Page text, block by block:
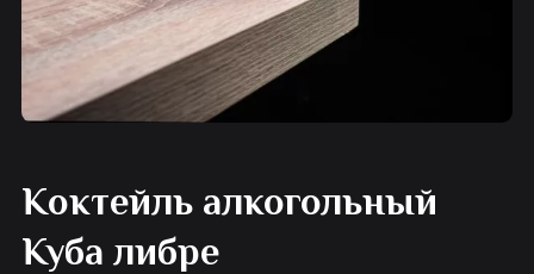
Коктейль алкогольный
Куба либре